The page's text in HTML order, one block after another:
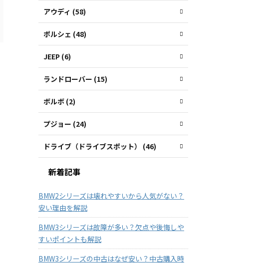
アウディ (58)
ポルシェ (48)
JEEP (6)
ランドローバー (15)
ボルボ (2)
プジョー (24)
ドライブ（ドライブスポット） (46)
新着記事
BMW2シリーズは壊れやすいから人気がない？
安い理由を解説
BMW3シリーズは故障が多い？欠点や後悔しや
すいポイントも解説
BMW3シリーズの中古はなぜ安い？中古購入時